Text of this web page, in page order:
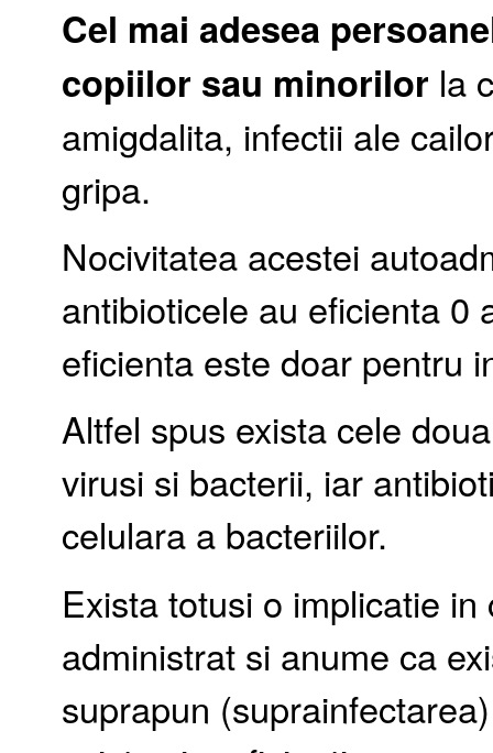
Cel mai adesea
copiilor sau minorilor la
amigdalita, infectii ale
gripa.
Nocivitatea acestei
antibioticele au eficienta 0
eficienta este doar pentru
Altfel spus exista cele
virusi si bacterii, iar
celulara a bacteriilor.
Exista totusi o implicatie
administrat si anume ca
suprapun